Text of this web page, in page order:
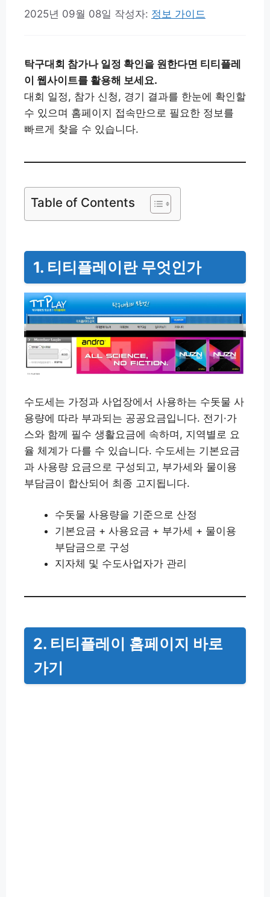
2025년 09월 08일 작성자: 정보 가이드
탁구대회 참가나 일정 확인을 원한다면 티티플레
이 웹사이트를 활용해 보세요.
대회 일정, 참가 신청, 경기 결과를 한눈에 확인할
수 있으며 홈페이지 접속만으로 필요한 정보를
빠르게 찾을 수 있습니다.
Table of Contents
1. 티티플레이란 무엇인가
수도세는 가정과 사업장에서 사용하는 수돗물 사
용량에 따라 부과되는 공공요금입니다. 전기·가
스와 함께 필수 생활요금에 속하며, 지역별로 요
율 체계가 다를 수 있습니다. 수도세는 기본요금
과 사용량 요금으로 구성되고, 부가세와 물이용
부담금이 합산되어 최종 고지됩니다.
수돗물 사용량을 기준으로 산정
기본요금 + 사용요금 + 부가세 + 물이용
부담금으로 구성
지자체 및 수도사업자가 관리
2. 티티플레이 홈페이지 바로
가기